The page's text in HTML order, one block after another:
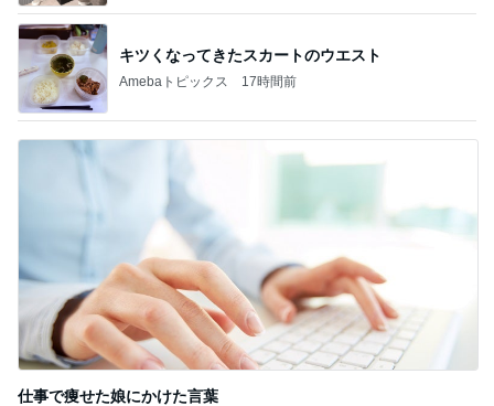
キツくなってきたスカートのウエスト
Amebaトピックス 17時間前
仕事で痩せた娘にかけた言葉